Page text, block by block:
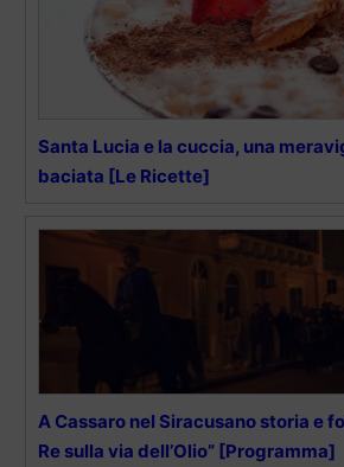
Santa Lucia e la cuccia, una
baciata [Le Ricette]
A Cassaro nel Siracusano storia e
Re sulla via dell’Olio” [Programma]